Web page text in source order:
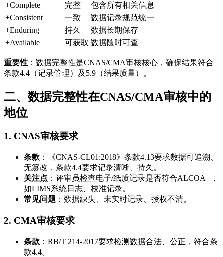
+Complete
完整
包含所有相关信息
+Consistent
一致
数据记录规范统一
+Enduring
持久
数据长期保存
+Available
可获取 数据随时可查
重要性 ：数据完整性是CNAS/CMA审核核心，确保结果符合
条款4.4（记录管理）及5.9（结果质量）。
二、数据完整性在CNAS/CMA审核中的
地位
1. CNAS审核要求
条款 ：《CNAS-CL01:2018》条款4.13要求数据可追溯、
无篡改，条款4.4要求记录清晰、持久。
关注点 ：评审员检查电子/纸质记录是否符合ALCOA+，
如LIMS系统日志、校准记录。
常见问题 ：数据缺失、未实时记录、授权不清。
2. CMA审核要求
条款 ：RB/T 214-2017要求检测数据合法、公正，符合条
款4.4。